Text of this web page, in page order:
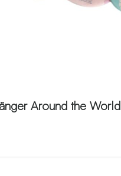
Around the World